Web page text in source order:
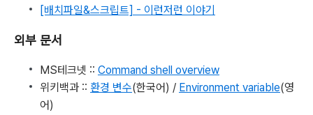
[배치파일&스크립트] - 이런저런 이야기
외부 문서
MS테크넷 :: Command shell overview
위키백과 :: 환경 변수(한국어) / Environment variable(영
어)